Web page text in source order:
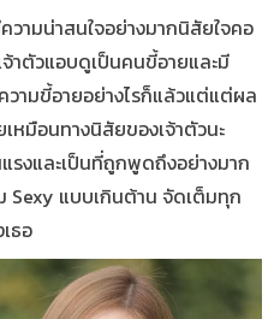
วามน่าสนใจอย่างมากนิสัยใจคอ
จ้าตัวแอบดูเป็นคนขี้อายและมี
วามขี้อายอย่างไรก็แล้วแต่แต่ผล
หมือนทางนิสัยของเจ้าตัวนะ
รงและเป็นที่ถูกพูดถึงอย่างมาก
Sexy แบบเกินต้าน จัดเต็มทุก
ธอ